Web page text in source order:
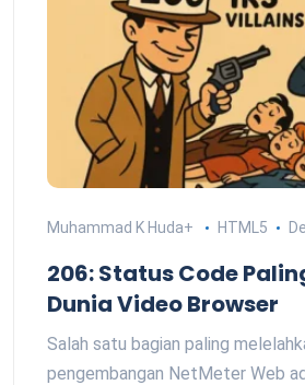
Muhammad K Huda+ HTML5
206: Status Code
Dunia Video Browser
Salah satu bagian paling
pengembangan NetMeter Web